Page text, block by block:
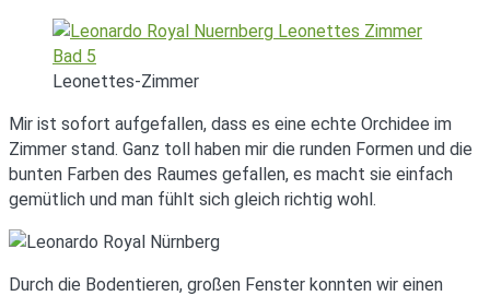
Leonettes-Zimmer
Mir ist sofort aufgefallen, dass es eine echte Orchidee im
Zimmer stand. Ganz toll haben mir die runden Formen und die
bunten Farben des Raumes gefallen, es macht sie einfach
gemütlich und man fühlt sich gleich richtig wohl.
Durch die Bodentieren, großen Fenster konnten wir einen